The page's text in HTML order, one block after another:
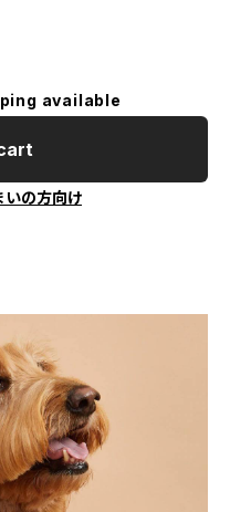
available
いの方向け